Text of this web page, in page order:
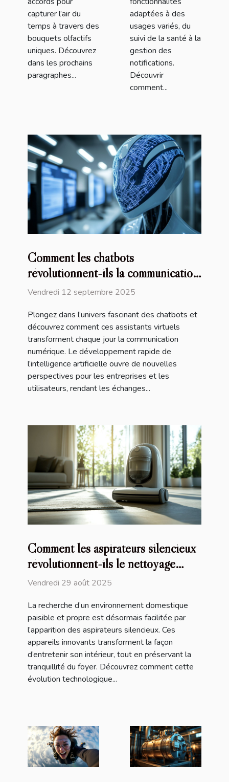
capturer l’air du
temps à travers des
bouquets olfactifs
uniques. Découvrez
dans les prochains
paragraphes...
adaptées à des
usages variés, du
suivi de la santé à la
gestion des
notifications.
Découvrir
comment...
Comment les chatbots
révolutionnent-ils la communication
numérique ?
Vendredi 12 septembre 2025
Plongez dans l’univers fascinant des chatbots et
découvrez comment ces assistants virtuels
transforment chaque jour la communication
numérique. Le développement rapide de
l’intelligence artificielle ouvre de nouvelles
perspectives pour les entreprises et les
utilisateurs, rendant les échanges...
Comment les aspirateurs silencieux
révolutionnent-ils le nettoyage
domestique ?
Vendredi 29 août 2025
La recherche d’un environnement domestique
paisible et propre est désormais facilitée par
l’apparition des aspirateurs silencieux. Ces
appareils innovants transforment la façon
d’entretenir son intérieur, tout en préservant la
tranquillité du foyer. Découvrez comment cette
évolution technologique...